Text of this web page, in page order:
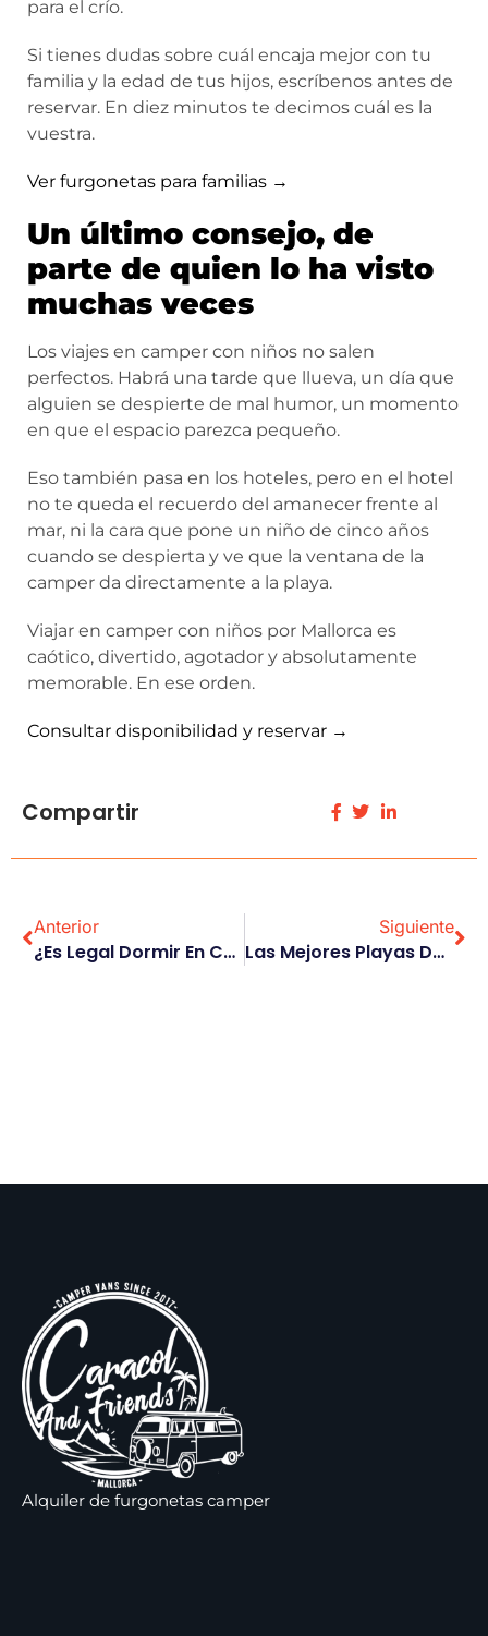
para el crío.
Si tienes dudas sobre cuál encaja mejor con tu
familia y la edad de tus hijos, escríbenos antes de
reservar. En diez minutos te decimos cuál es la
vuestra.
Ver furgonetas para familias →
Un último consejo, de
parte de quien lo ha visto
muchas veces
Los viajes en camper con niños no salen
perfectos. Habrá una tarde que llueva, un día que
alguien se despierte de mal humor, un momento
en que el espacio parezca pequeño.
Eso también pasa en los hoteles, pero en el hotel
no te queda el recuerdo del amanecer frente al
mar, ni la cara que pone un niño de cinco años
cuando se despierta y ve que la ventana de la
camper da directamente a la playa.
Viajar en camper con niños por Mallorca es
caótico, divertido, agotador y absolutamente
memorable. En ese orden.
Consultar disponibilidad y reservar →
Compartir
Anterior
¿Es Legal Dormir En Camper En Mallorca?
Siguiente
Las Mejores Playas De Mallorca Para Visitar En Camper Y Cómo Sacarles El Máximo
Alquiler de furgonetas camper